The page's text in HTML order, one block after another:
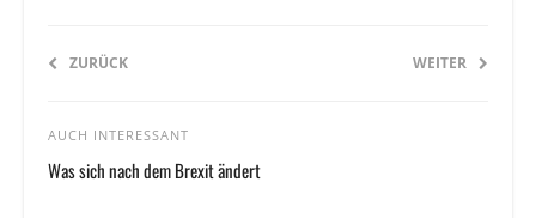
ZURÜCK WEITER
AUCH INTERESSANT
Was sich nach dem Brexit ändert